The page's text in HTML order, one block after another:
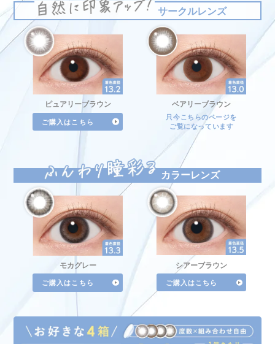
サークルレンズ
ピュアリーブラウン
ご購入はこちら
ベアリーブラウン
只今こちらのページを
ご覧になっています
カラーレンズ
モカグレー
ご購入はこちら
シアーブラウン
ご購入はこちら